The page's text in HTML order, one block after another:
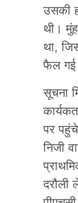
उसकी
थी।
था,
फैल
सूचना
पर
निजी
दरौली